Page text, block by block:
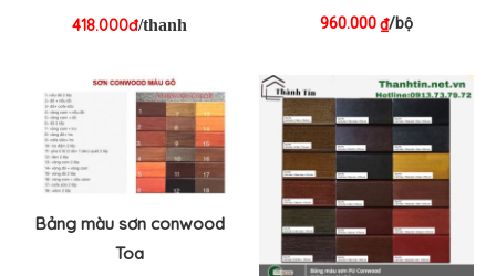
418.000đ/thanh 960.000₫/bộ
Bảng màu sơn conwood
Toa